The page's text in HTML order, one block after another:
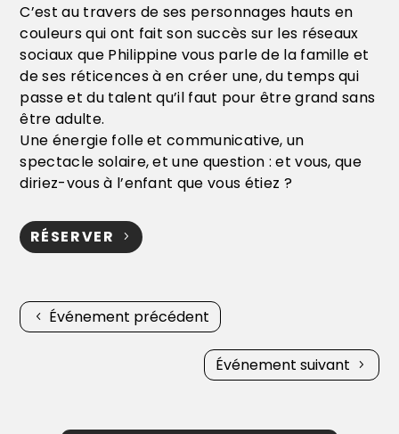
C’est au travers de ses personnages hauts en
couleurs qui ont fait son succès sur les réseaux
sociaux que Philippine vous parle de la famille et
de ses réticences à en créer une, du temps qui
passe et du talent qu’il faut pour être grand sans
être adulte.
Une énergie folle et communicative, un
spectacle solaire, et une question : et vous, que
diriez-vous à l’enfant que vous étiez ?
RÉSERVER
Événement précédent
Événement suivant